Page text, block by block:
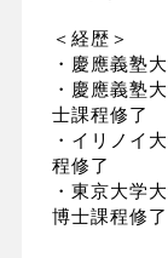
＜経歴＞
・慶應義塾
・慶應義塾
士課程修了
・イリノイ
程修了
・東京大学
博士課程修了